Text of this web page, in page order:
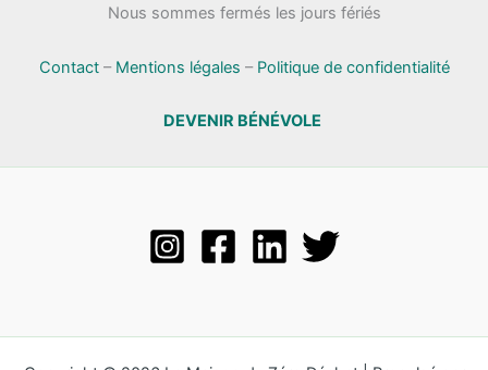
Nous sommes fermés les jours fériés
Contact– Mentions légales – Politique de confidentialité
DEVENIR BÉNÉVOLE